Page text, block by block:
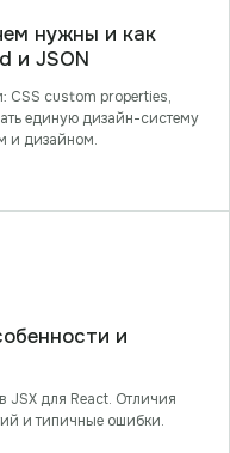
нужны и как
и JSON
CSS custom properties,
единую дизайн-систему
и дизайном.
и
JSX для React. Отличия
и типичные ошибки.